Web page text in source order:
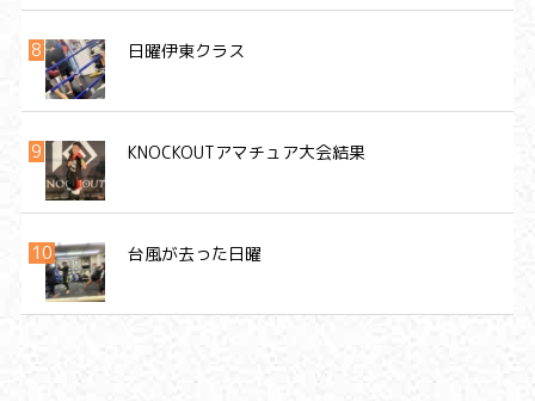
日曜伊東クラス
KNOCKOUTアマチュア大会結果
台風が去った日曜